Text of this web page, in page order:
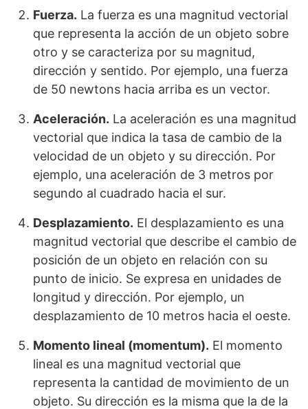
Fuerza. La fuerza es una magnitud vectorial
que representa la acción de un objeto sobre
otro y se caracteriza por su magnitud,
dirección y sentido. Por ejemplo, una fuerza
de 50 newtons hacia arriba es un vector.
Aceleración. La aceleración es una magnitud
vectorial que indica la tasa de cambio de la
velocidad de un objeto y su dirección. Por
ejemplo, una aceleración de 3 metros por
segundo al cuadrado hacia el sur.
Desplazamiento. El desplazamiento es una
magnitud vectorial que describe el cambio de
posición de un objeto en relación con su
punto de inicio. Se expresa en unidades de
longitud y dirección. Por ejemplo, un
desplazamiento de 10 metros hacia el oeste.
Momento lineal (momentum). El momento
lineal es una magnitud vectorial que
representa la cantidad de movimiento de un
objeto. Su dirección es la misma que la de la